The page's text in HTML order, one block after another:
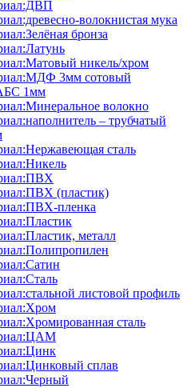
волокнистая мука
бронза
никель/хром
3мм сотовый
1мм
волокно
– трубчатый
сталь
(пластик)
пленка
металл
листовой профиль
сталь
сплав